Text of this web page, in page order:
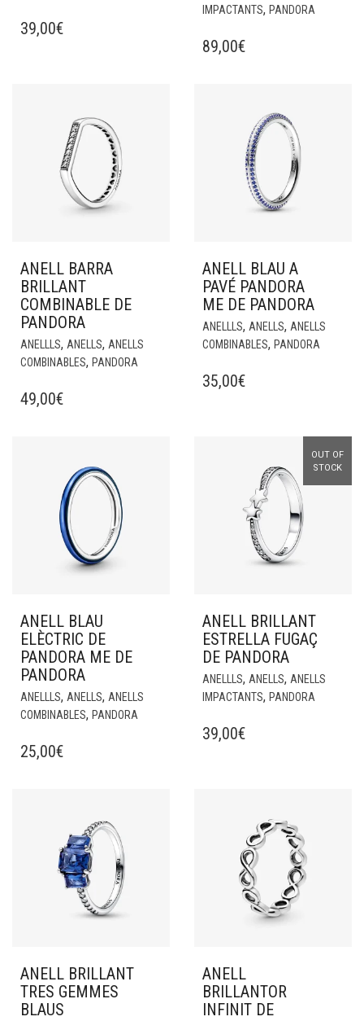
39,00€
IMPACTANTS, PANDORA
89,00€
ANELL BARRA
BRILLANT
COMBINABLE DE
PANDORA
ANELLLS, ANELLS, ANELLS
COMBINABLES, PANDORA
49,00€
ANELL BLAU A
PAVÉ PANDORA
ME DE PANDORA
ANELLLS, ANELLS, ANELLS
COMBINABLES, PANDORA
35,00€
ANELL BLAU
ELÈCTRIC DE
PANDORA ME DE
PANDORA
ANELLLS, ANELLS, ANELLS
COMBINABLES, PANDORA
25,00€
OUT OF
STOCK
ANELL BRILLANT
ESTRELLA FUGAÇ
DE PANDORA
ANELLLS, ANELLS, ANELLS
IMPACTANTS, PANDORA
39,00€
ANELL BRILLANT
TRES GEMMES
BLAUS
ANELL
BRILLANTOR
INFINIT DE